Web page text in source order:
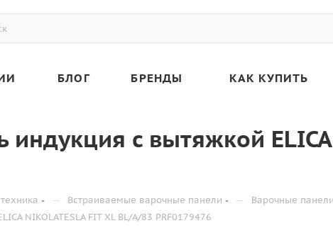
БЛОГ БРЕНДЫ КАК КУПИТЬ
с вытяжкой ELICA
— Встраиваемые варочные панели — Варочные
NIKOLATESLA FIT XL BL/A/83 PRF0179476